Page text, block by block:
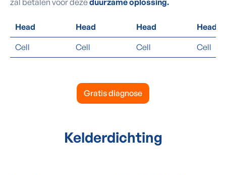
Head Head Head
Head
Cell
Cell Cell Cell
Gratis diagnose
Kelderdichting